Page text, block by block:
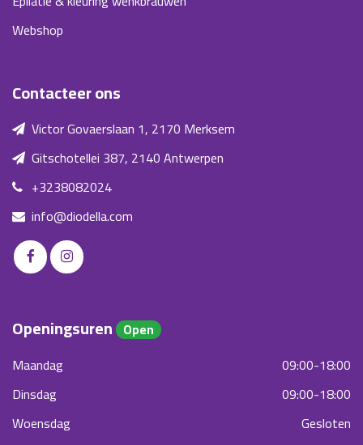
Webshop
Contacteer ons
Victor Govaerslaan 1, 2170 Merksem
Gitschotellei 387, 2140 Antwerpen
+3238082024
info@diodella.com
Openingsuren Open
Maandag
09:00-18:00
Dinsdag
09:00-18:00
Woensdag
Gesloten